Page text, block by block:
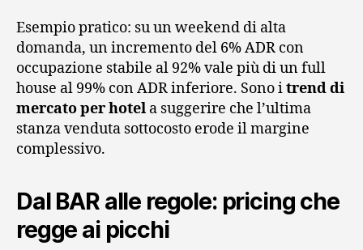
Esempio pratico: su un weekend di alta
domanda, un incremento del 6% ADR con
occupazione stabile al 92% vale più di un full
house al 99% con ADR inferiore. Sono itrend di
mercato per hotel a suggerire che l’ultima
stanza venduta sottocosto erode il margine
complessivo.
Dal BAR alle regole: pricing che
regge ai picchi